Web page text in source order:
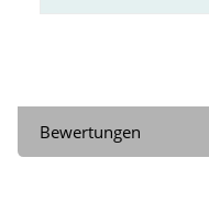
Bewertungen